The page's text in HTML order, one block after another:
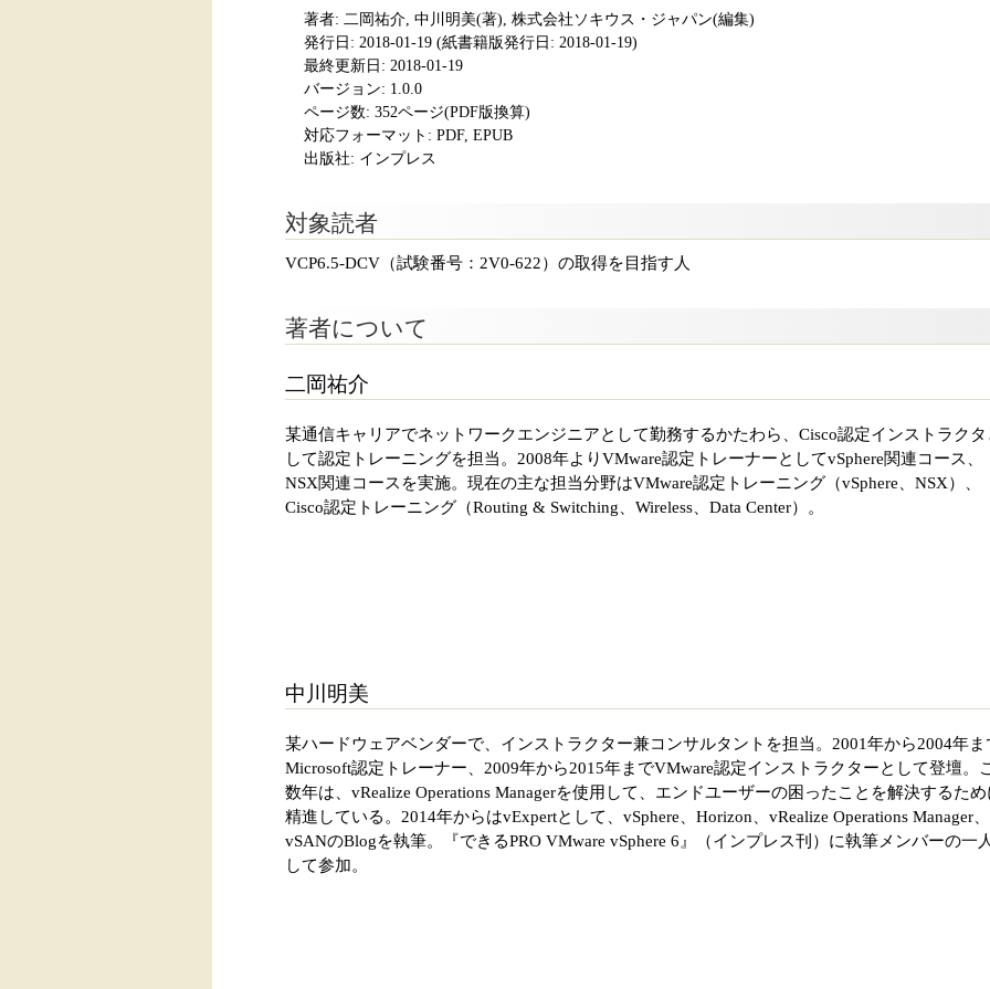
著者: 二岡祐介, 中川明美(著), 株式会社ソキウス・ジャパン(編集)
発行日: 2018-01-19(紙書籍版発行日: 2018-01-19)
最終更新日: 2018-01-19
バージョン: 1.0.0
ページ数: 352ページ(PDF版換算)
対応フォーマット: PDF, EPUB
出版社: インプレス
対象読者
VCP6.5-DCV（試験番号：2V0-622）の取得を目指す人
著者について
二岡祐介
某通信キャリアでネットワークエンジニアとして勤務するかたわら、Cisco認定インストラクタ
して認定トレーニングを担当。2008年よりVMware認定トレーナーとしてvSphere関連コース、
NSX関連コースを実施。現在の主な担当分野はVMware認定トレーニング（vSphere、NSX）、
Cisco認定トレーニング（Routing & Switching、Wireless、Data Center）。
中川明美
某ハードウェアベンダーで、インストラクター兼コンサルタントを担当。2001年から2004年ま
Microsoft認定トレーナー、2009年から2015年までVMware認定インストラクターとして登壇。
数年は、vRealize Operations Managerを使用して、エンドユーザーの困ったことを解決するため
精進している。2014年からはvExpertとして、vSphere、Horizon、vRealize Operations Manager、
vSANのBlogを執筆。『できるPRO VMware vSphere 6』（インプレス刊）に執筆メンバーの一
して参加。